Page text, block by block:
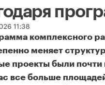
11:38
комплексного
меняет
проекты были
все больше